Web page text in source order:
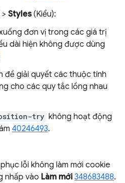
Styles(Kiểu):
đơn vị trong các giá trị
dài hiện không được dùng
đề giải quyết các thuộc tính
cho các quy tắc lồng nhau
try không hoạt động
40246493.
lỗi không làm mới cookie
nhấp vào Làm mới 348683488.